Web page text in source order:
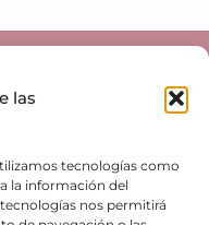
las
tecnologías como
la información del
nos permitirá